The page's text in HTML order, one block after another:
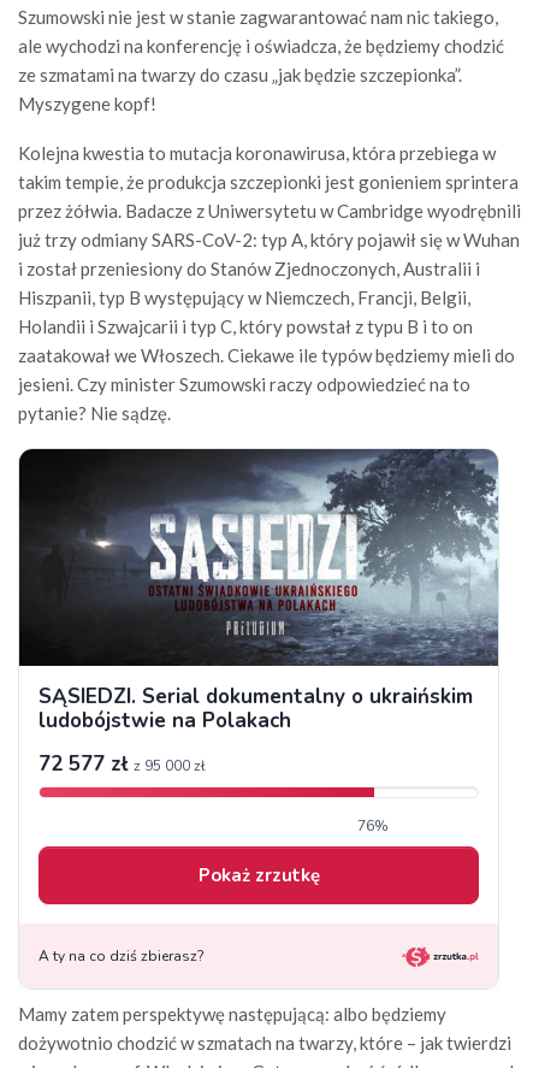
Szumowski nie jest w stanie zagwarantować nam nic takiego,
ale wychodzi na konferencję i oświadcza, że będziemy chodzić
ze szmatami na twarzy do czasu „jak będzie szczepionka”.
Myszygene kopf!
Kolejna kwestia to mutacja koronawirusa, która przebiega w
takim tempie, że produkcja szczepionki jest gonieniem sprintera
przez żółwia. Badacze z Uniwersytetu w Cambridge wyodrębnili
już trzy odmiany SARS-CoV-2: typ A, który pojawił się w Wuhan
i został przeniesiony do Stanów Zjednoczonych, Australii i
Hiszpanii, typ B występujący w Niemczech, Francji, Belgii,
Holandii i Szwajcarii i typ C, który powstał z typu B i to on
zaatakował we Włoszech. Ciekawe ile typów będziemy mieli do
jesieni. Czy minister Szumowski raczy odpowiedzieć na to
pytanie? Nie sądzę.
Mamy zatem perspektywę następującą: albo będziemy
dożywotnio chodzić w szmatach na twarzy, które – jak twierdzi